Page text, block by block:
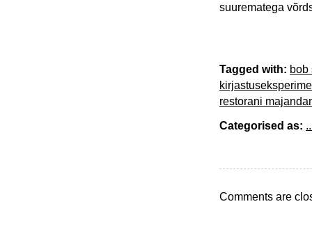
suurematega
Tagged with: bob
restorani
Categorised as:
Comments are